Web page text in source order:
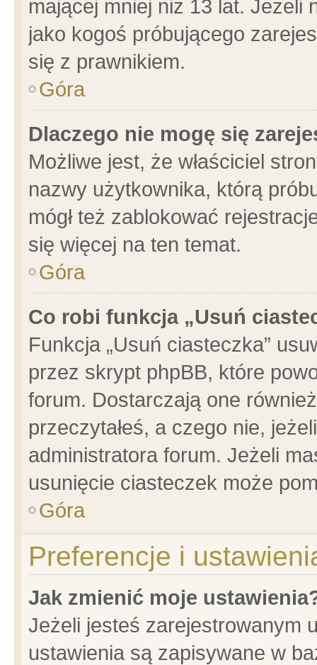
mającej mniej niż 13 lat. Jeżeli
jako kogoś próbującego
się z prawnikiem.
Góra
Dlaczego nie mogę się
Możliwe jest, że właściciel
nazwy użytkownika, którą
mógł też zablokować
się więcej na ten temat.
Góra
Co robi funkcja „Usuń
Funkcja „Usuń ciasteczka”
przez skrypt phpBB, które
forum. Dostarczają one
przeczytałeś, a czego nie,
administratora forum. Jeżeli
usunięcie ciasteczek może
Góra
Preferencje i
Jak zmienić moje
Jeżeli jesteś zarejestrowanym
ustawienia są zapisywane w